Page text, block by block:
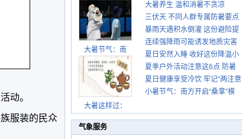
动。
服装的民众
大暑节气：南
大暑这样过：
大暑养生 温和消暑不贪凉
三伏天 不同人群专属防暑要点
请收好
暴雨天遇积水倒灌 这份避险提
示请收好
连续强降雨可能诱发地质灾害
这些前兆要知道
夏日安然入睡 收好这份降温小
贴士
夏季户外活动注意这6点 防暑
健身两不误
夏日健康享受冷饮 牢记“两注意
一控制”
小暑节气：南方开启“桑拿”模
气象服务